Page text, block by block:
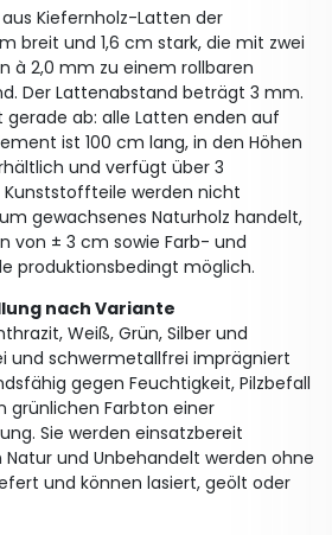
Kiefernholz-Latten der
breit und 1,6 cm stark, die mit zwei
à 2,0 mm zu einem rollbaren
Der Lattenabstand beträgt 3 mm.
ab: alle Latten enden auf
ist 100 cm lang, in den Höhen
und verfügt über 3
Kunststoffteile werden nicht
gewachsenes Naturholz handelt,
von ± 3 cm sowie Farb- und
produktionsbedingt möglich.
nach Variante
Weiß, Grün, Silber und
und schwermetallfrei imprägniert
gegen Feuchtigkeit, Pilzbefall
grünlichen Farbton einer
Sie werden einsatzbereit
und Unbehandelt werden ohne
und können lasiert, geölt oder